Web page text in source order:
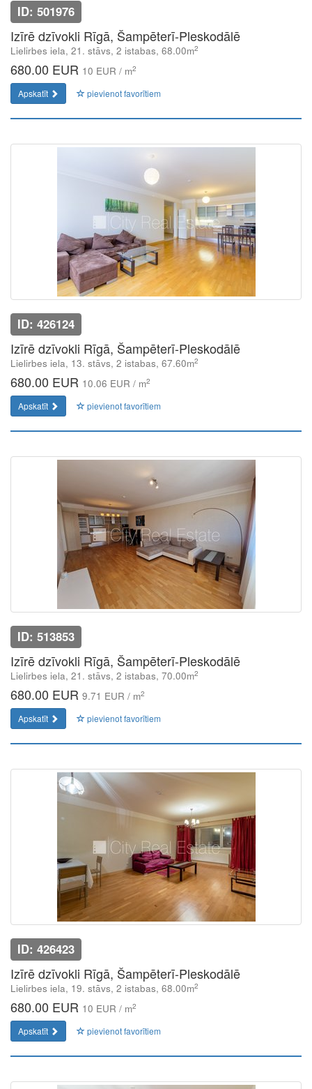
ID: 501976
Izīrē dzīvokli Rīgā, Šampēterī-Pleskodālē
Lielirbes iela, 21. stāvs, 2 istabas, 68.00m2
680.00 EUR 10 EUR / m2
Apskatīt pievienot favorītiem
ID: 426124
Izīrē dzīvokli Rīgā, Šampēterī-Pleskodālē
Lielirbes iela, 13. stāvs, 2 istabas, 67.60m2
680.00 EUR 10.06 EUR / m2
Apskatīt pievienot favorītiem
ID: 513853
Izīrē dzīvokli Rīgā, Šampēterī-Pleskodālē
Lielirbes iela, 21. stāvs, 2 istabas, 70.00m2
680.00 EUR 9.71 EUR / m2
Apskatīt pievienot favorītiem
ID: 426423
Izīrē dzīvokli Rīgā, Šampēterī-Pleskodālē
Lielirbes iela, 19. stāvs, 2 istabas, 68.00m2
680.00 EUR 10 EUR / m2
Apskatīt pievienot favorītiem